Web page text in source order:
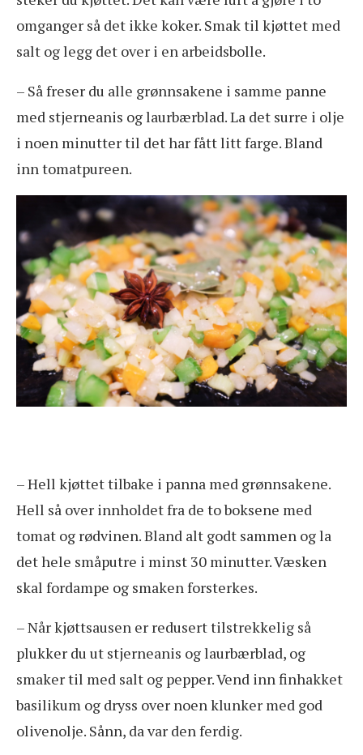
omganger så det ikke koker. Smak til kjøttet med
salt og legg det over i en arbeidsbolle.
– Så freser du alle grønnsakene i samme panne
med stjerneanis og laurbærblad. La det surre i olje
i noen minutter til det har fått litt farge. Bland
inn tomatpureen.
– Hell kjøttet tilbake i panna med grønnsakene.
Hell så over innholdet fra de to boksene med
tomat og rødvinen. Bland alt godt sammen og la
det hele småputre i minst 30 minutter. Væsken
skal fordampe og smaken forsterkes.
– Når kjøttsausen er redusert tilstrekkelig så
plukker du ut stjerneanis og laurbærblad, og
smaker til med salt og pepper. Vend inn finhakket
basilikum og dryss over noen klunker med god
olivenolje. Sånn, da var den ferdig.